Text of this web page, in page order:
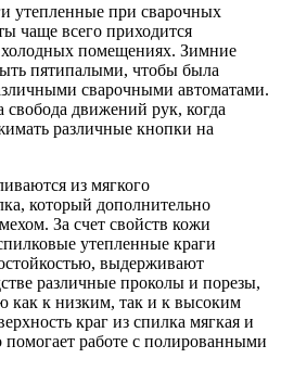
утепленные при сварочных
чаще всего приходится
помещениях. Зимние
пятипалыми, чтобы была
сварочными автоматами.
движений рук, когда
различные кнопки на
из мягкого
который дополнительно
За счет свойств кожи
утепленные краги
выдерживают
различные проколы и порезы,
как к низким, так и к высоким
краг из спилка мягкая и
помогает работе с полированными